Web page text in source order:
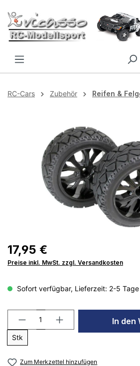
Zum Hauptinhalt springen
RC-Cars Zubehör Reifen &
Bildergalerie überspringen
17,95 €
Preise inkl. MwSt. zzgl. Versandkosten
Sofort verfügbar, Lieferzeit: 2-5 Tage
Stk
In den
Zum Merkzettel hinzufügen